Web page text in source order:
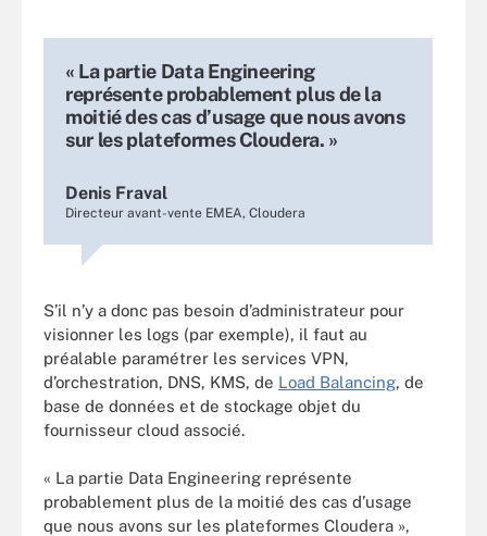
« La partie Data Engineering
représente probablement plus de la
moitié des cas d’usage que nous avons
sur les plateformes Cloudera. »
Denis Fraval
Directeur avant-vente EMEA, Cloudera
S’il n’y a donc pas besoin d’administrateur pour
visionner les logs (par exemple), il faut au
préalable paramétrer les services VPN,
d’orchestration, DNS, KMS, de Load Balancing, de
base de données et de stockage objet du
fournisseur cloud associé.
« La partie Data Engineering représente
probablement plus de la moitié des cas d’usage
que nous avons sur les plateformes Cloudera »,